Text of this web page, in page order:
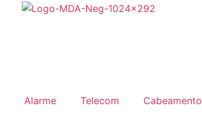
Alarme Telecom Cabeamento